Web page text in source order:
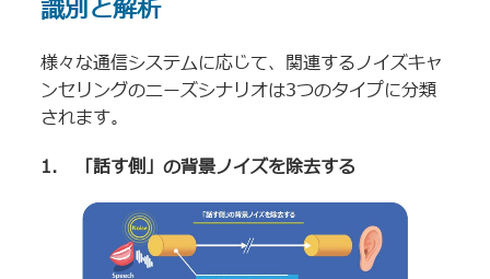
識別と解析
様々な通信システムに応じて、関連するノイズキャ
ンセリングのニーズシナリオは3つのタイプに分類
されます。
1. 「話す側」の背景ノイズを除去する